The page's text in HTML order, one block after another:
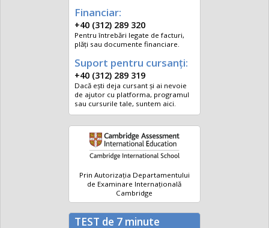
Financiar:
+40 (312) 289 320
Pentru întrebări legate de facturi,
plăți sau documente financiare.
Suport pentru cursanți:
+40 (312) 289 319
Dacă ești deja cursant și ai nevoie
de ajutor cu platforma, programul
sau cursurile tale, suntem aici.
Prin Autorizația Departamentului
de Examinare Internațională
Cambridge
TEST de 7 minute